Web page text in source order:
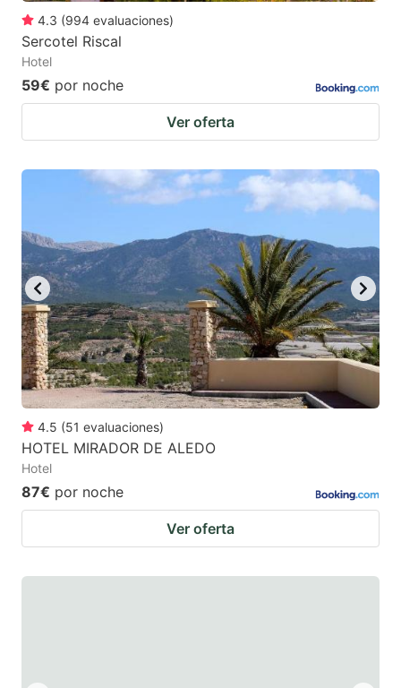
4.3 (994 evaluaciones)
Sercotel Riscal
Hotel
59€ por noche
Ver oferta
4.5 (51 evaluaciones)
HOTEL MIRADOR DE ALEDO
Hotel
87€ por noche
Ver oferta